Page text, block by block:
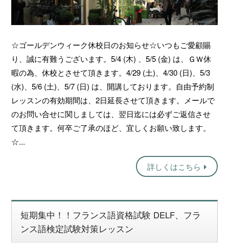
☆ゴールデンウィーク休校日のお知らせ☆いつもご愛顧賜
り、誠に有難うございます。5/4 (木) 、5/5 (金) は、ＧＷ休
暇の為、休校とさせて頂きます。4/29 (土)、4/30 (日)、5/3
(水)、5/6 (土)、5/7 (日) は、開講しております。自由予約制
レッスンの有効期間は、2日延長させて頂きます。メールで
のお問い合せに関しましては、翌日迄には必ずご返信させ
て頂きます。何卒ご了承のほど、宜しくお願い致します。
☆...
詳しくはこちら
短期集中！！フランス語資格試験 DELF、フラ
ンス語検定試験対策レッスン